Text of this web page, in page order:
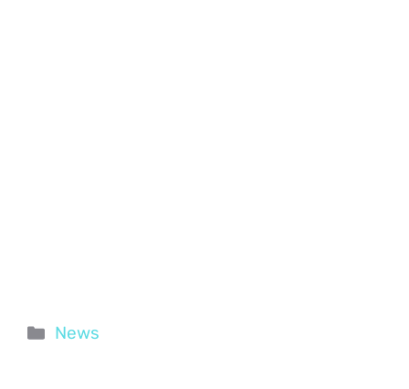
Categorie
News